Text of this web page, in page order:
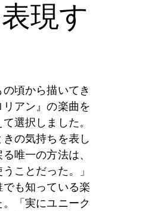
現す
頃から描いてき
アン』の楽曲を
選択しました。
の気持ちを表し
唯一の方法は、
ことだった。」
も知っている楽
「実にユニーク